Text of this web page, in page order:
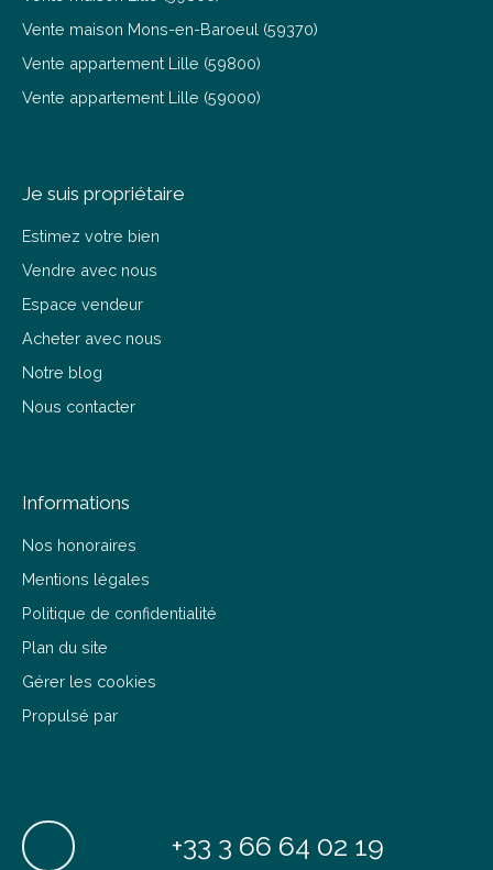
Vente maison Mons-en-Baroeul (59370)
Vente appartement Lille (59800)
Vente appartement Lille (59000)
Je suis propriétaire
Estimez votre bien
Vendre avec nous
Espace vendeur
Acheter avec nous
Notre blog
Nous contacter
Informations
Nos honoraires
Mentions légales
Politique de confidentialité
Plan du site
Gérer les cookies
Propulsé par
+33 3 66 64 02 19